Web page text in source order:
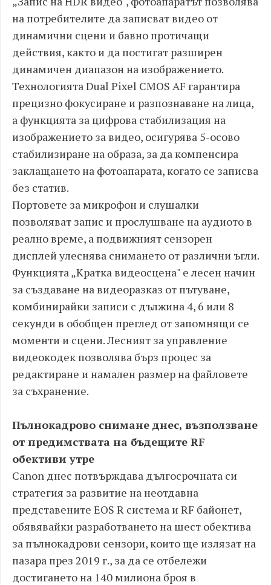
на потребителите да записват видео от
динамични сцени и бавно протичащи
действия, както и да постигат разширен
динамичен диапазон на изображението.
Технологията Dual Pixel CMOS AF гарантира
прецизно фокусиране и разпознаване на лица,
а функцията за цифрова стабилизация на
изображението за видео, осигурява 5-осово
стабилизиране на образа, за да компенсира
заклащането на фотоапарата, когато се записва
без статив.
Портовете за микрофон и слушалки
позволяват запис и прослушване на аудиото в
реално време, а подвижният сензорен
дисплей улеснява снимането от различни ъгли.
Функцията „Кратка видеосцена" е лесен начин
за създаване на видеоразказ от пътуване,
комбинирайки записи с дължина 4, 6 или 8
секунди в обобщен преглед от запомнящи се
моменти и сцени. Лесният за управление
видеокодек позволява бърз процес за
редактиране и намален размер на файловете
за съхранение.
Пълнокадрово снимане днес, възползване
от предимствата на бъдещите RF
обективи утре
Canon днес потвърждава дългосрочната си
стратегия за развитие на неотдавна
представените EOS R система и RF байонет,
обявявайки разработването на шест обектива
за пълнокадрови сензори, които ще излязат на
пазара през 2019 г., за да се отбележи
достигането на 140 милиона броя в